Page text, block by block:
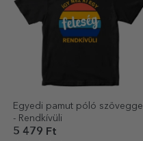
Egyedi pamut póló szöveggel
- Rendkívüli
5 479 Ft